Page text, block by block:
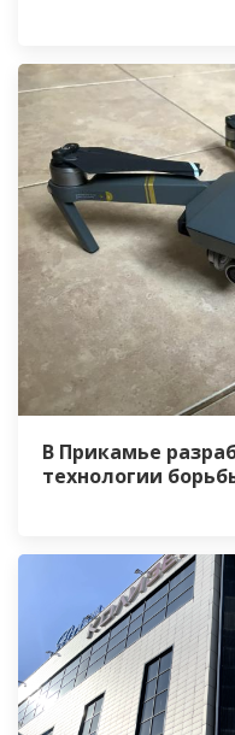
В Прикамье
технологии